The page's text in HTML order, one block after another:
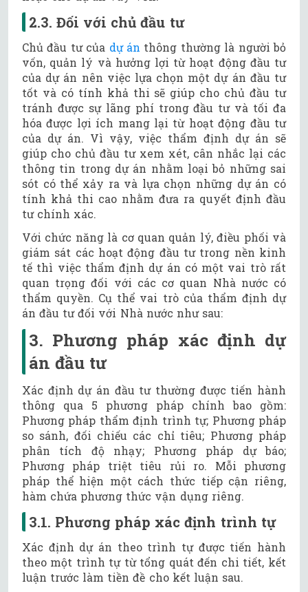
2.3. Đối với chủ đầu tư
Chủ đầu tư của dự án thông thường là người bỏ
vốn, quản lý và hưởng lợi từ hoạt động đầu tư
của dự án nên việc lựa chọn một dự án đầu tư
tốt và có tính khả thi sẽ giúp cho chủ đầu tư
tránh được sự lãng phí trong đầu tư và tối đa
hóa được lợi ích mang lại từ hoạt động đầu tư
của dự án. Vì vậy, việc thẩm định dự án sẽ
giúp cho chủ đầu tư xem xét, cân nhắc lại các
thông tin trong dự án nhằm loại bỏ những sai
sót có thể xảy ra và lựa chọn những dự án có
tính khả thi cao nhằm đưa ra quyết định đầu
tư chính xác.
Với chức năng là cơ quan quản lý, điều phối và
giám sát các hoạt động đầu tư trong nền kinh
tế thì việc thẩm định dự án có một vai trò rất
quan trọng đối với các cơ quan Nhà nước có
thẩm quyền. Cụ thể vai trò của thẩm định dự
án đầu tư đối với Nhà nước như sau:
3. Phương pháp xác định dự
án đầu tư
Xác định dự án đầu tư thường được tiến hành
thông qua 5 phương pháp chính bao gồm:
Phương pháp thẩm định trình tự; Phương pháp
so sánh, đối chiếu các chỉ tiêu; Phương pháp
phân tích độ nhạy; Phương pháp dự báo;
Phương pháp triệt tiêu rủi ro. Mỗi phương
pháp thể hiện một cách thức tiếp cận riêng,
hàm chứa phương thức vận dụng riêng.
3.1. Phương pháp xác định trình tự
Xác định dự án theo trình tự được tiến hành
theo một trình tự từ tổng quát đến chi tiết, kết
luận trước làm tiền đề cho kết luận sau.